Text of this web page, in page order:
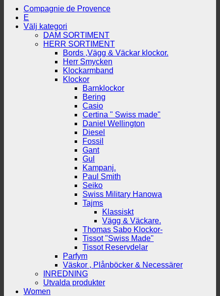
Compagnie de Provence
E
Välj kategori
DAM SORTIMENT
HERR SORTIMENT
Bords ,Vägg & Väckar klockor.
Herr Smycken
Klockarmband
Klockor
Barnklockor
Bering
Casio
Certina " Swiss made"
Daniel Wellington
Diesel
Fossil
Gant
Gul
Kampanj.
Paul Smith
Seiko
Swiss Military Hanowa
Tajms
Klassiskt
Vägg & Väckare.
Thomas Sabo Klockor-
Tissot "Swiss Made"
Tissot Reservdelar
Parfym
Väskor , Plånböcker & Necessärer
INREDNING
Utvalda produkter
Women